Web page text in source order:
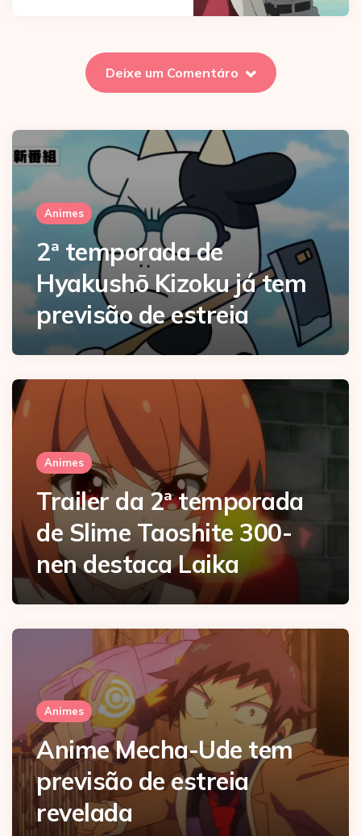
Deixe um Comentáro
Animes
2ª temporada de
Hyakushō Kizoku já tem
previsão de estreia
Animes
Trailer da 2ª temporada
de Slime Taoshite 300-
nen destaca Laika
Animes
Anime Mecha-Ude tem
previsão de estreia
revelada